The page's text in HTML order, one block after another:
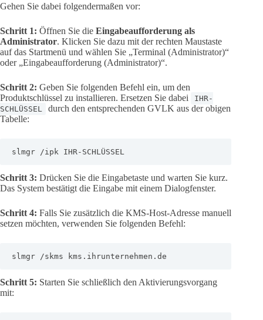
Gehen Sie dabei folgendermaßen vor:
Schritt 1: Öffnen Sie die Eingabeaufforderung als
Administrator. Klicken Sie dazu mit der rechten Maustaste
auf das Startmenü und wählen Sie „Terminal (Administrator)“
oder „Eingabeaufforderung (Administrator)“.
Schritt 2: Geben Sie folgenden Befehl ein, um den
Produktschlüssel zu installieren. Ersetzen Sie dabei
IHR-
SCHLÜSSEL
durch den entsprechenden GVLK aus der obigen
Tabelle:
slmgr /ipk IHR-SCHLÜSSEL
Schritt 3: Drücken Sie die Eingabetaste und warten Sie kurz.
Das System bestätigt die Eingabe mit einem Dialogfenster.
Schritt 4: Falls Sie zusätzlich die KMS-Host-Adresse manuell
setzen möchten, verwenden Sie folgenden Befehl:
slmgr /skms kms.ihrunternehmen.de
Schritt 5: Starten Sie schließlich den Aktivierungsvorgang
mit: